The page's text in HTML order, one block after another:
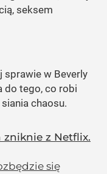
seksem
sprawie w Beverly
do tego, co robi
chaosu.
z Netflix.
się